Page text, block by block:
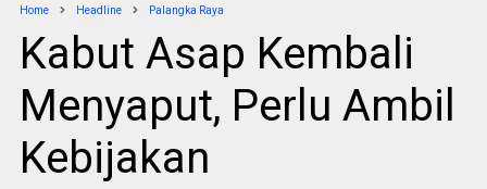
Home Headline Palangka Raya
Kabut Asap Kembali
Menyaput, Perlu Ambil
Kebijakan